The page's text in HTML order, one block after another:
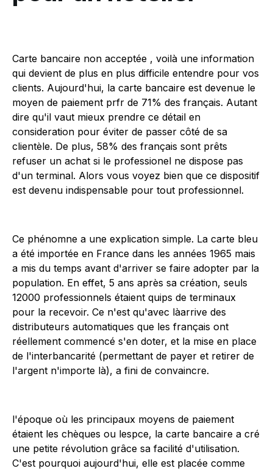
Carte bancaire non acceptée , voilà une information
qui devient de plus en plus difficile entendre pour vos
clients. Aujourd'hui, la carte bancaire est devenue le
moyen de paiement prfr de 71% des français. Autant
dire qu'il vaut mieux prendre ce détail en
consideration pour éviter de passer côté de sa
clientèle. De plus, 58% des français sont prêts
refuser un achat si le professionel ne dispose pas
d'un terminal. Alors vous voyez bien que ce dispositif
est devenu indispensable pour tout professionnel.
Ce phénomne a une explication simple. La carte bleu
a été importée en France dans les années 1965 mais
a mis du temps avant d'arriver se faire adopter par la
population. En effet, 5 ans après sa création, seuls
12000 professionnels étaient quips de terminaux
pour la recevoir. Ce n'est qu'avec làarrive des
distributeurs automatiques que les français ont
réellement commencé s'en doter, et la mise en place
de l'interbancarité (permettant de payer et retirer de
l'argent n'importe là), a fini de convaincre.
l'époque où les principaux moyens de paiement
étaient les chèques ou lespce, la carte bancaire a cré
une petite révolution grâce sa facilité d'utilisation.
C'est pourquoi aujourd'hui, elle est placée comme